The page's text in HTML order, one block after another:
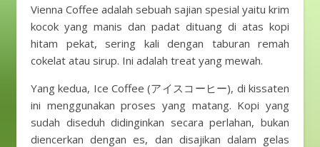
Vienna Coffee adalah sebuah sajian spesial yaitu krim
kocok yang manis dan padat dituang di atas kopi
hitam pekat, sering kali dengan taburan remah
cokelat atau sirup. Ini adalah treat yang mewah.
Yang kedua, Ice Coffee (アイスコーヒー), di kissaten
ini menggunakan proses yang matang. Kopi yang
sudah diseduh didinginkan secara perlahan, bukan
diencerkan dengan es, dan disajikan dalam gelas